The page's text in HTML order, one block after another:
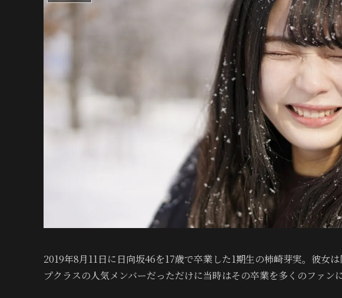
2019年8月11日に日向坂46を17歳で卒業した1期生の柿崎芽実。彼女
プクラスの人気メンバーだっただけに当時はその卒業を多くのファン